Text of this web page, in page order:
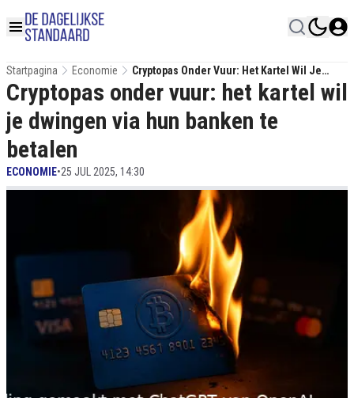
Startpagina Economie
Cryptopas Onder Vuur: Het Kartel Wil Je
Dwingen Via Hun Banken Te Betalen
Cryptopas onder vuur: het kartel wil
je dwingen via hun banken te
betalen
ECONOMIE•25 JUL 2025, 14:30